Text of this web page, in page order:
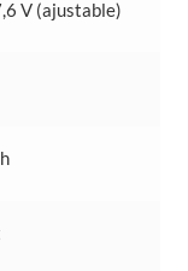
V (ajustable)